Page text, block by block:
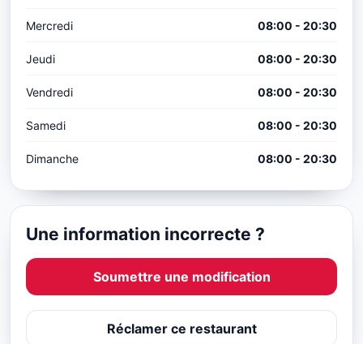
Mercredi 08:00 - 20:30
Jeudi 08:00 - 20:30
Vendredi 08:00 - 20:30
Samedi 08:00 - 20:30
Dimanche 08:00 - 20:30
Une information incorrecte ?
Soumettre une modification
Réclamer ce restaurant